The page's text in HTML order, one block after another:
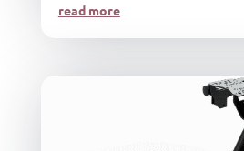
read more